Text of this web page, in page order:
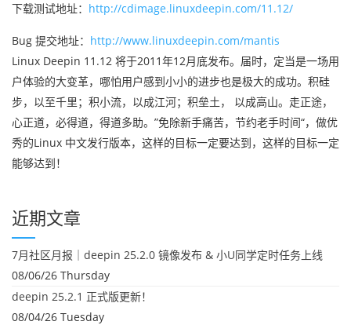
下载测试地址： http://cdimage.linuxdeepin.com/11.12/
Bug 提交地址： http://www.linuxdeepin.com/mantis
Linux Deepin 11.12 将于2011年12月底发布。届时，定当是一场用
户体验的大变革，哪怕用户感到小小的进步也是极大的成功。积硅
步，以至千里；积小流，以成江河；积垒土， 以成高山。走正途，
心正道，必得道，得道多助。”免除新手痛苦，节约老手时间“，做优
秀的Linux 中文发行版本，这样的目标一定要达到，这样的目标一定
能够达到！
近期文章
7月社区月报｜deepin 25.2.0 镜像发布 & 小U同学定时任务上线
08/06/26 Thursday
deepin 25.2.1 正式版更新！
08/04/26 Tuesday